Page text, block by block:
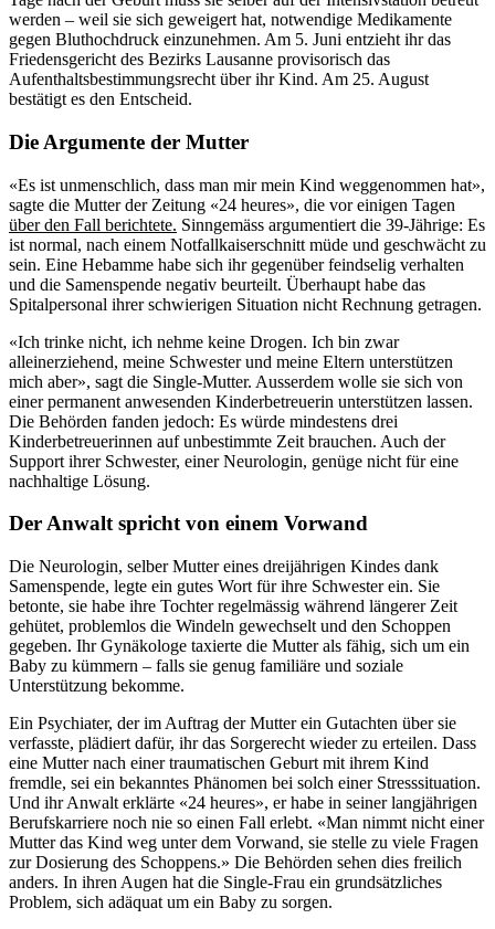
werden – weil sie sich geweigert hat, notwendige Medikamente
gegen Bluthochdruck einzunehmen. Am 5. Juni entzieht ihr das
Friedensgericht des Bezirks Lausanne provisorisch das
Aufenthaltsbestimmungsrecht über ihr Kind. Am 25. August
bestätigt es den Entscheid.
Die Argumente der Mutter
«Es ist unmenschlich, dass man mir mein Kind weggenommen hat»,
sagte die Mutter der Zeitung «24 heures», die vor einigen Tagen
über den Fall berichtete. Sinngemäss argumentiert die 39-Jährige: Es
ist normal, nach einem Notfallkaiserschnitt müde und geschwächt zu
sein. Eine Hebamme habe sich ihr gegenüber feindselig verhalten
und die Samenspende negativ beurteilt. Überhaupt habe das
Spitalpersonal ihrer schwierigen Situation nicht Rechnung getragen.
«Ich trinke nicht, ich nehme keine Drogen. Ich bin zwar
alleinerziehend, meine Schwester und meine Eltern unterstützen
mich aber», sagt die Single-Mutter. Ausserdem wolle sie sich von
einer permanent anwesenden Kinderbetreuerin unterstützen lassen.
Die Behörden fanden jedoch: Es würde mindestens drei
Kinderbetreuerinnen auf unbestimmte Zeit brauchen. Auch der
Support ihrer Schwester, einer Neurologin, genüge nicht für eine
nachhaltige Lösung.
Der Anwalt spricht von einem Vorwand
Die Neurologin, selber Mutter eines dreijährigen Kindes dank
Samenspende, legte ein gutes Wort für ihre Schwester ein. Sie
betonte, sie habe ihre Tochter regelmässig während längerer Zeit
gehütet, problemlos die Windeln gewechselt und den Schoppen
gegeben. Ihr Gynäkologe taxierte die Mutter als fähig, sich um ein
Baby zu kümmern – falls sie genug familiäre und soziale
Unterstützung bekomme.
Ein Psychiater, der im Auftrag der Mutter ein Gutachten über sie
verfasste, plädiert dafür, ihr das Sorgerecht wieder zu erteilen. Dass
eine Mutter nach einer traumatischen Geburt mit ihrem Kind
fremdle, sei ein bekanntes Phänomen bei solch einer Stresssituation.
Und ihr Anwalt erklärte «24 heures», er habe in seiner langjährigen
Berufskarriere noch nie so einen Fall erlebt. «Man nimmt nicht einer
Mutter das Kind weg unter dem Vorwand, sie stelle zu viele Fragen
zur Dosierung des Schoppens.» Die Behörden sehen dies freilich
anders. In ihren Augen hat die Single-Frau ein grundsätzliches
Problem, sich adäquat um ein Baby zu sorgen.